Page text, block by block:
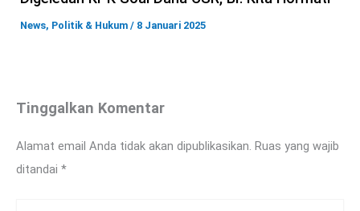
News, Politik & Hukum / 8 Januari 2025
Tinggalkan Komentar
Alamat email Anda tidak akan dipublikasikan. Ruas yang wajib
ditandai *